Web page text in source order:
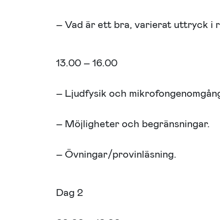
– Vad är ett bra, varierat uttryck i
13.00 – 16.00
– Ljudfysik och
– Möjligheter och begränsningar.
– Övningar/provinläsning.
Dag 2